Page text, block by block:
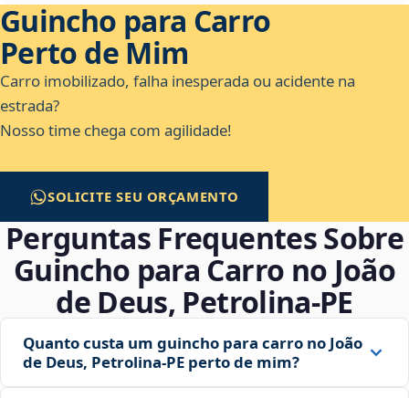
Guincho para Carro
Perto de Mim
Carro imobilizado, falha inesperada ou acidente na
estrada?
Nosso time chega com agilidade!
SOLICITE SEU ORÇAMENTO
Perguntas Frequentes Sobre
Guincho para Carro no João
de Deus, Petrolina‑PE
Quanto custa um guincho para carro no João
de Deus, Petrolina‑PE perto de mim?